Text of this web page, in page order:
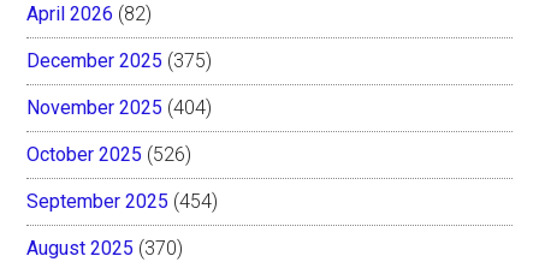
April 2026 (82)
December 2025 (375)
November 2025 (404)
October 2025 (526)
September 2025 (454)
August 2025 (370)